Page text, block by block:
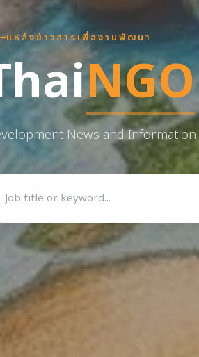
แหล่งข่าวสารเพื่องานพัฒนา
NGO
News and